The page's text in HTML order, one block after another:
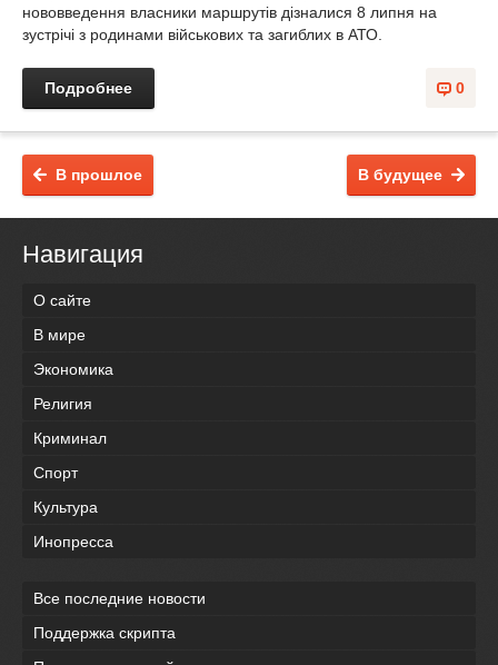
нововведення власники маршрутів дізналися 8 липня на
зустрічі з родинами військових та загиблих в АТО.
0
Подробнее
В будущее
В прошлое
Навигация
О сайте
В мире
Экономика
Религия
Криминал
Спорт
Культура
Инопресса
Все последние новости
Поддержка скрипта